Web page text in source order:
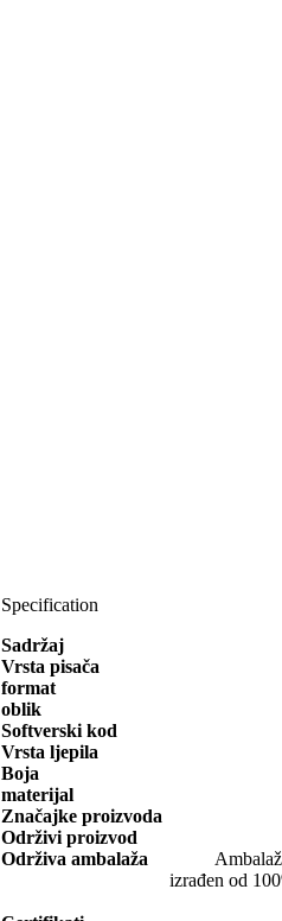
Specification
Sadržaj
Vrsta pisača
format
oblik
Softverski kod
Vrsta ljepila
Boja
materijal
Značajke proizvoda
Održivi proizvod
Održiva ambalaža
izrađen od